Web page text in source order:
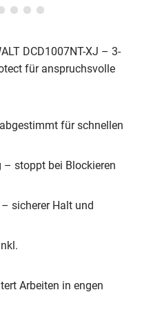
DCD1007NT-XJ – 3-
für anspruchsvolle
für schnellen
stoppt bei Blockieren
sicherer Halt und
Arbeiten in engen